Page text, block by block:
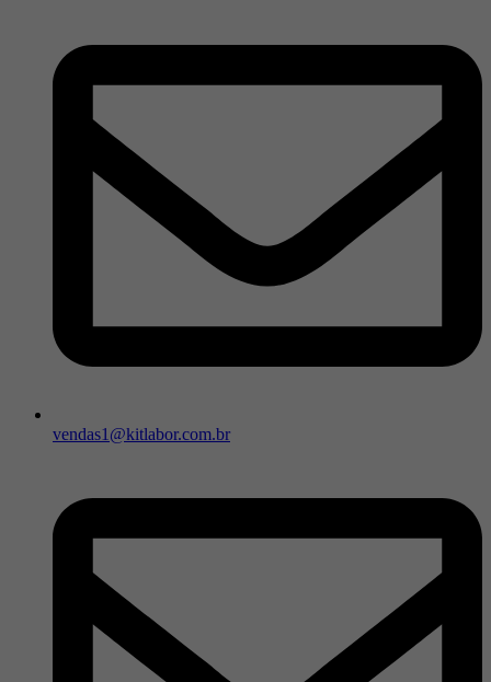
vendas1@kitlabor.com.br